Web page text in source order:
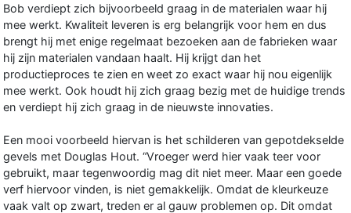
Bob verdiept zich bijvoorbeeld graag in de materialen waar hij
mee werkt. Kwaliteit leveren is erg belangrijk voor hem en dus
brengt hij met enige regelmaat bezoeken aan de fabrieken waar
hij zijn materialen vandaan haalt. Hij krijgt dan het
productieproces te zien en weet zo exact waar hij nou eigenlijk
mee werkt. Ook houdt hij zich graag bezig met de huidige trends
en verdiept hij zich graag in de nieuwste innovaties.
Een mooi voorbeeld hiervan is het schilderen van gepotdekselde
gevels met Douglas Hout. “Vroeger werd hier vaak teer voor
gebruikt, maar tegenwoordig mag dit niet meer. Maar een goede
verf hiervoor vinden, is niet gemakkelijk. Omdat de kleurkeuze
vaak valt op zwart, treden er al gauw problemen op. Dit omdat